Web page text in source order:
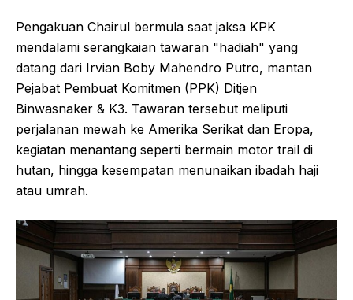
Pengakuan Chairul bermula saat jaksa KPK
mendalami serangkaian tawaran "hadiah" yang
datang dari Irvian Boby Mahendro Putro, mantan
Pejabat Pembuat Komitmen (PPK) Ditjen
Binwasnaker & K3. Tawaran tersebut meliputi
perjalanan mewah ke Amerika Serikat dan Eropa,
kegiatan menantang seperti bermain motor trail di
hutan, hingga kesempatan menunaikan ibadah haji
atau umrah.